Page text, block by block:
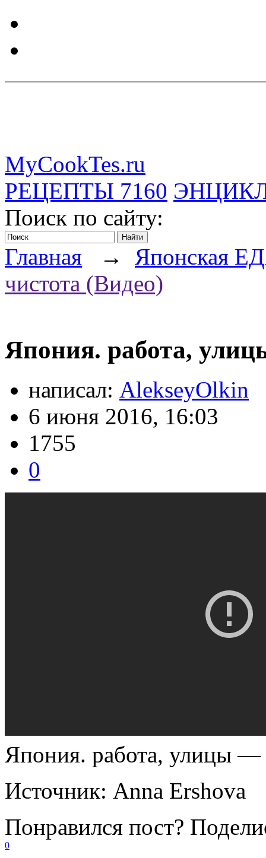
MyCookTes.ru
РЕЦЕПТЫ 7160
Поиск по сайту:
Главная → Японская
чистота (Видео)
Япония. работа,
написал: AlekseyOlkin
6 июня 2016, 16:03
1755
0
Япония. работа, улицы —
Источник: Anna Ershova
Понравился пост?
0